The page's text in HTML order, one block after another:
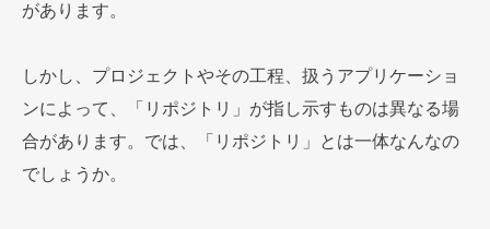
があります。
しかし、プロジェクトやその工程、扱うアプリケーショ
ンによって、「リポジトリ」が指し示すものは異なる場
合があります。では、「リポジトリ」とは一体なんなの
でしょうか。